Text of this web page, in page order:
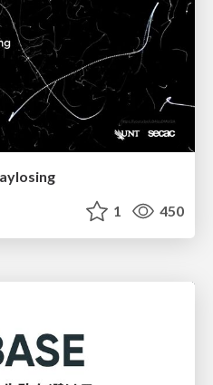
1 450